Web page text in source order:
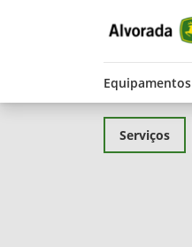
Equipamentos
Serviços